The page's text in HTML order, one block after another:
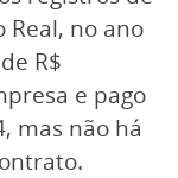
Real, no ano
R$
e pago
mas não há